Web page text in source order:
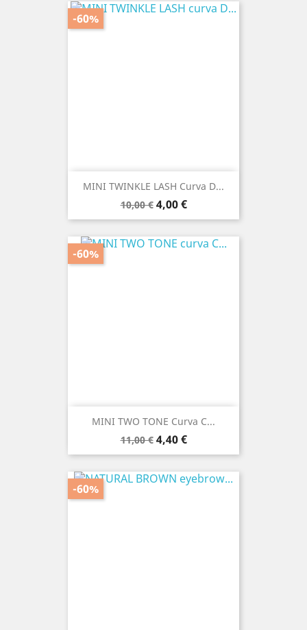
MINI TWINKLE LASH Curva D...
Prezzo
base
10,00 € Prezzo
4,00 €
-60%
MINI TWO TONE Curva C...
Prezzo
base
11,00 € Prezzo
4,40 €
-60%
-60%